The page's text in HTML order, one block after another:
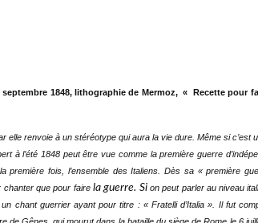
septembre 1848, lithographie de Mermoz, « Recette pour
renvoie à un stéréotype qui aura la vie dure. Même si c’est
à l’été 1848 peut être vue comme la première guerre
fois, l’ensemble des Italiens. Dès sa « première
chanter que pour fairela guerre. Si on peut parler au niveau
chant guerrier ayant pour titre : « Fratelli d’Italia ». Il fut